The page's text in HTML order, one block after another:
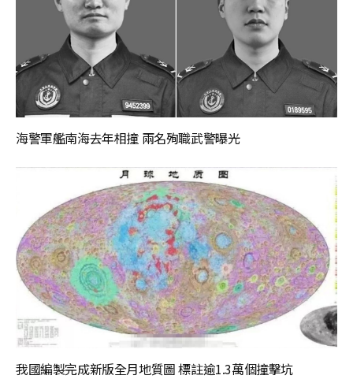
海警軍艦南海去年相撞 兩名殉職武警曝光
我國編製完成新版全月地質圖 標註逾1.3萬個撞擊坑